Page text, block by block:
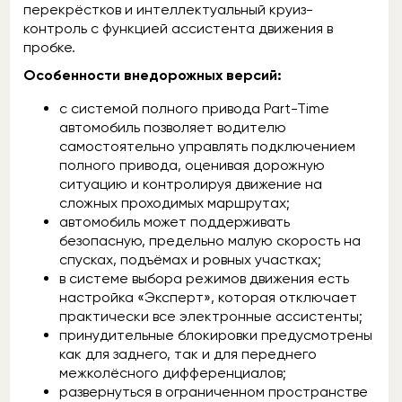
перекрёстков и интеллектуальный круиз-
контроль с функцией ассистента движения в
пробке.
Особенности внедорожных версий:
с системой полного привода Part-Time
автомобиль позволяет водителю
самостоятельно управлять подключением
полного привода, оценивая дорожную
ситуацию и контролируя движение на
сложных проходимых маршрутах;
автомобиль может поддерживать
безопасную, предельно малую скорость на
спусках, подъёмах и ровных участках;
в системе выбора режимов движения есть
настройка «Эксперт», которая отключает
практически все электронные ассистенты;
принудительные блокировки предусмотрены
как для заднего, так и для переднего
межколёсного дифференциалов;
развернуться в ограниченном пространстве